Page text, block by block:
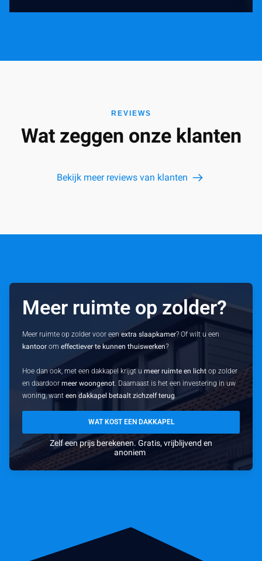
REVIEWS
Wat zeggen onze klanten
Bekijk meer reviews van klanten
Meer ruimte op zolder?
Meer ruimte op zolder voor eenextra slaapkamer? Of wilt u een
kantoor omeffectiever te kunnen thuiswerken?
Hoe dan ook, met een dakkapel krijgt umeer ruimte en licht op zolder
en daardoormeer woongenot . Daarnaast is het een investering in uw
woning, wanteen dakkapel betaalt zichzelf terug
WAT KOST EEN DAKKAPEL
Zelf een prijs berekenen. Gratis, vrijblijvend en
anoniem